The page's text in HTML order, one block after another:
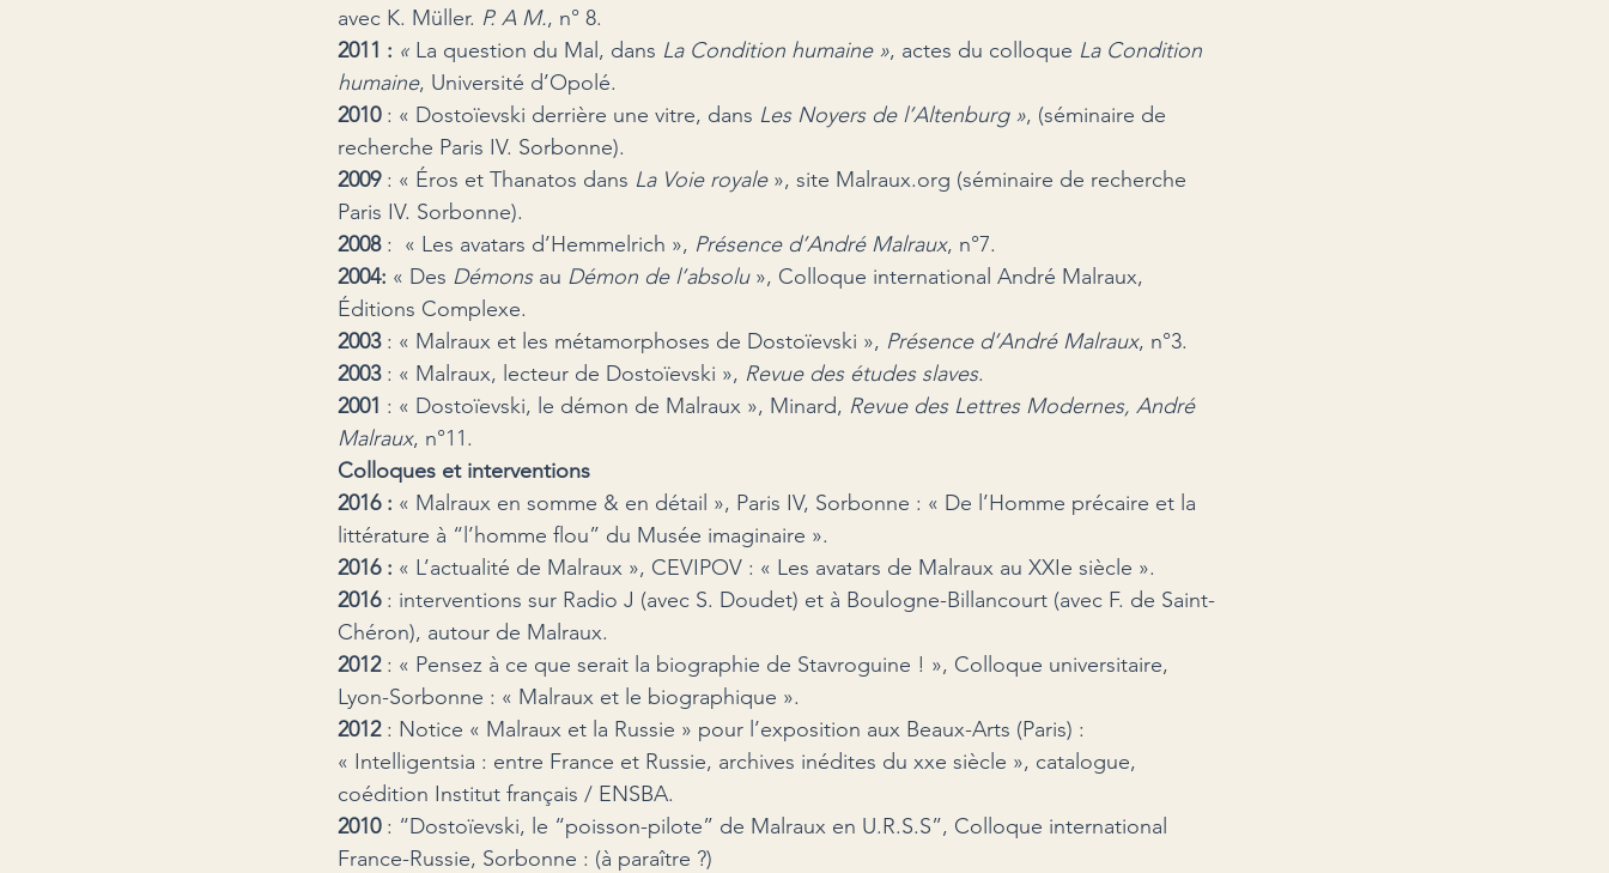
avec K. Müller. P. A M., n° 8.
2011 : « La question du Mal, dans La Condition humaine », actes du colloque La Condition
humaine, Université d’Opolé.
2010 : « Dostoïevski derrière une vitre, dans Les Noyers de l’Altenburg », (séminaire de
recherche Paris IV. Sorbonne).
2009 : « Éros et Thanatos dans La Voie royale », site Malraux.org (séminaire de recherche
Paris IV. Sorbonne).
2008 :  « Les avatars d’Hemmelrich », Présence d’André Malraux, n°7.
2004: « Des Démons au Démon de l’absolu », Colloque international André Malraux,
Éditions Complexe.
2003 : « Malraux et les métamorphoses de Dostoïevski », Présence d’André Malraux, n°3.
2003 : « Malraux, lecteur de Dostoïevski », Revue des études slaves.
2001 : « Dostoïevski, le démon de Malraux », Minard, Revue des Lettres Modernes, André
Malraux, n°11.
Colloques et interventions
2016 : « Malraux en somme & en détail », Paris IV, Sorbonne : « De l’Homme précaire et la
littérature à “l’homme flou” du Musée imaginaire ».
2016 : « L’actualité de Malraux », CEVIPOV : « Les avatars de Malraux au XXIe siècle ».
2016 : interventions sur Radio J (avec S. Doudet) et à Boulogne-Billancourt (avec F. de Saint-
Chéron), autour de Malraux.
2012 : « Pensez à ce que serait la biographie de Stavroguine ! », Colloque universitaire,
Lyon-Sorbonne : « Malraux et le biographique ».
2012 : Notice « Malraux et la Russie » pour l’exposition aux Beaux-Arts (Paris) :
« Intelligentsia : entre France et Russie, archives inédites du xxe siècle », catalogue,
coédition Institut français / ENSBA.
2010 : “Dostoïevski, le “poisson-pilote” de Malraux en U.R.S.S”, Colloque international
France-Russie, Sorbonne : (à paraître ?)